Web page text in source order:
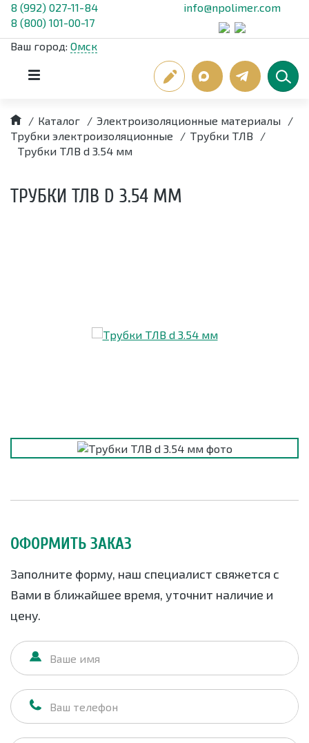
8 (992) 027-11-84
8 (800) 101-00-17
info@npolimer.com
Ваш город: Омск
/ Каталог / Электроизоляционные материалы
/
Трубки электроизоляционные
/ Трубки ТЛВ
/
Трубки ТЛВ d 3.54 мм
ТРУБКИ ТЛВ D 3.54 ММ
ОФОРМИТЬ ЗАКАЗ
Заполните форму, наш специалист свяжется с
Вами в ближайшее время, уточнит наличие и
цену.